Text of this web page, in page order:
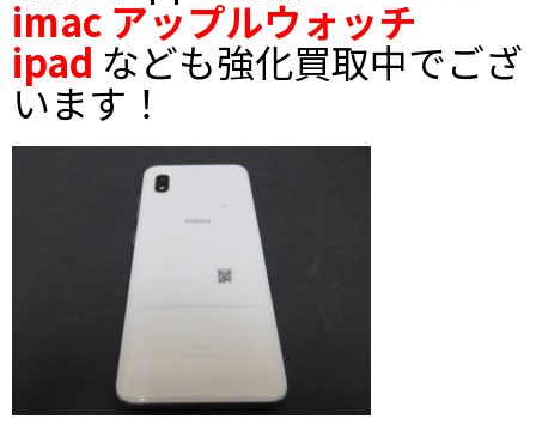
imac アップルウォッチ
ipad なども強化買取中でござ
います！